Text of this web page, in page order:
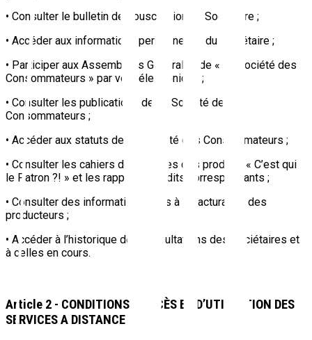
• Consulter le bulletin de souscription du Sociétaire ;
• Accéder aux informations personnelles du Sociétaire ;
• Participer aux Assemblées Générales de « La Société des
Consommateurs » par voie électronique ;
• Consulter les publications de La Société des
Consommateurs ;
• Accéder aux statuts de La Société des Consommateurs ;
• Consulter les cahiers des charges des produits « C’est qui
le Patron ?! » et les rapports d’audits correspondants ;
• Consulter des informations liées à la facturation des
producteurs ;
• Accéder à l’historique des consultations des Sociétaires et
à celles en cours.
Article 2 - CONDITIONS D'ACCÈS ET D’UTILSATION DES
SERVICES A DISTANCE